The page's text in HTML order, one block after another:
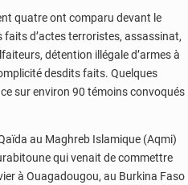
quatre ont comparu devant le
d’actes terroristes, assassinat,
détention illégale d’armes à
desdits faits. Quelques
sur environ 90 témoins convoqués
au Maghreb Islamique (Aqmi)
qui venait de commettre
à Ouagadougou, au Burkina Faso